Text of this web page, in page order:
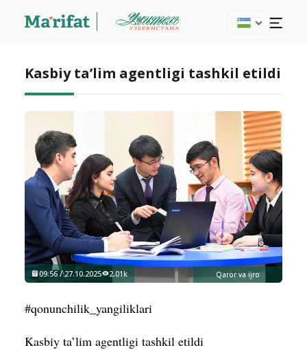
Kasbiy ta’lim agentligi tashkil etildi
Qaror va ijro
09:56 / 27.10.2025 2.01k
#qonunchilik_yangiliklari
Kasbiy ta’lim agentligi tashkil etildi